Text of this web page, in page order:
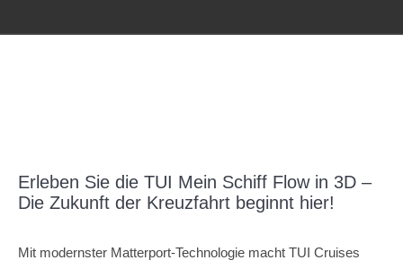
Erleben Sie die TUI Mein Schiff Flow in 3D –
Die Zukunft der Kreuzfahrt beginnt hier!
Mit modernster Matterport-Technologie macht TUI Cruises